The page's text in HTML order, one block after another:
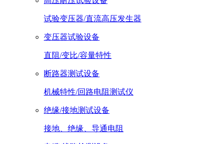
试验变压器/直流高压发生器
变压器试验设备
直阻/变比/容量特性
断路器测试设备
机械特性/回路电阻测试仪
绝缘/接地测试设备
接地、绝缘、导通电阻